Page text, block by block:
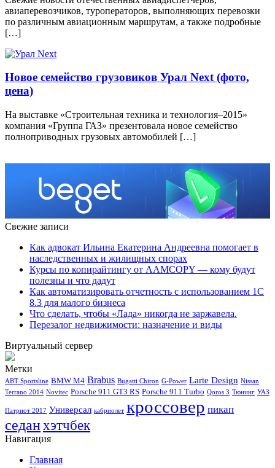
авиаперевозчиков, туроператоров, выполняющих перевозки
по различным авиационным маршрутам, а также подробные
[…]
Новое семейство грузовиков Урал Next (фото,
цена)
На выставке «Строительная техника и технология–2015»
компания «Группа ГАЗ» презентовала новое семейство
полноприводных грузовых автомобилей […]
Свежие записи
Как адвокат Ильина Екатерина Андреевна помогает в
наследственных и жилищных спорах
Курсы по копирайтингу от AAMCOPY — кому будут
полезны и что дадут
Как автоматизировать отчетность с использованием 1С
8.3 для малого бизнеса
Что сделать, чтобы «Лада» никогда не заржавела.
Перезалог недвижимости: назначение и виды
Виртуальный сервер
Метки
ABT Sportsline BMW M4 Brabus Bugatti Chiron G-Power Larte Design Nissan
Terrano 2014 Novitec Porsche 911 GT3 RS Porsche 911 Turbo Qoros 3 Тюнинг УАЗ
Патриот 2017 Универсал кабриолет кроссовер пикап
седанхэтчбек
Навигация
Главная